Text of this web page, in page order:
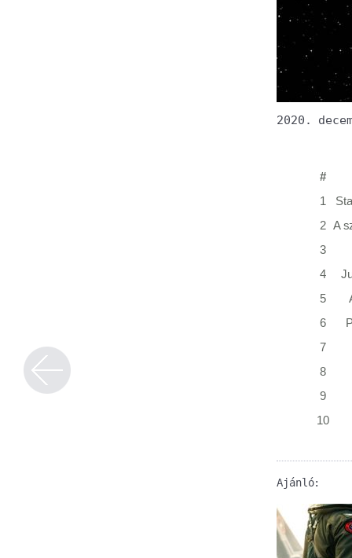
2020.
#
1
2 A
3
4
5
6
7
8
9
10
Ajánló: